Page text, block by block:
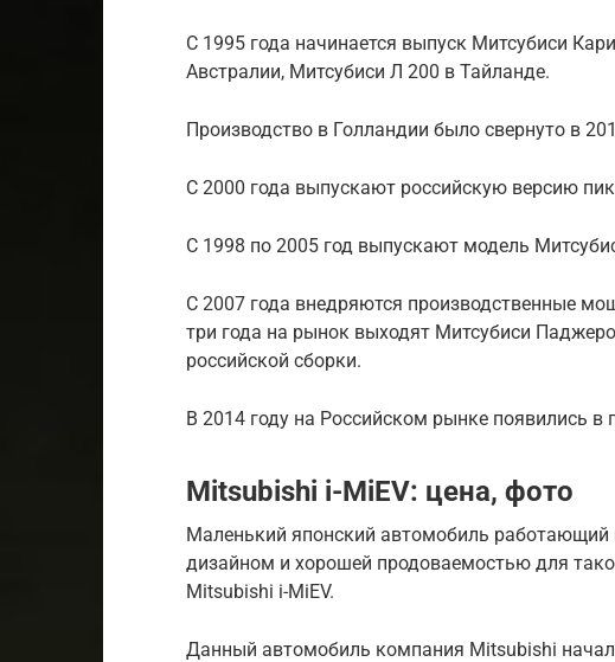
С 1995 года начинается выпуск Митсубиси
Австралии, Митсубиси Л 200 в Тайланде.
Производство в Голландии было свернуто в
С 2000 года выпускают российскую версию
С 1998 по 2005 год выпускают модель
С 2007 года внедряются производственные
три года на рынок выходят Митсубиси
российской сборки.
В 2014 году на Российском рынке появились
Mitsubishi i-MiEV: цена, фото
Маленький японский автомобиль работающий
дизайном и хорошей продоваемостью для
Mitsubishi i-MiEV.
Данный автомобиль компания Mitsubishi